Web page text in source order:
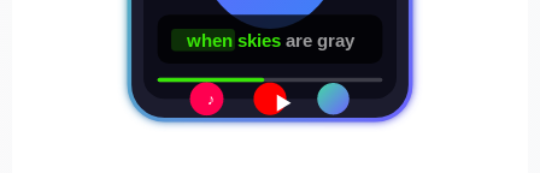
when skiesare gray
♪